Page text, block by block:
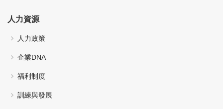
人力資源
人力政策
企業DNA
福利制度
訓練與發展